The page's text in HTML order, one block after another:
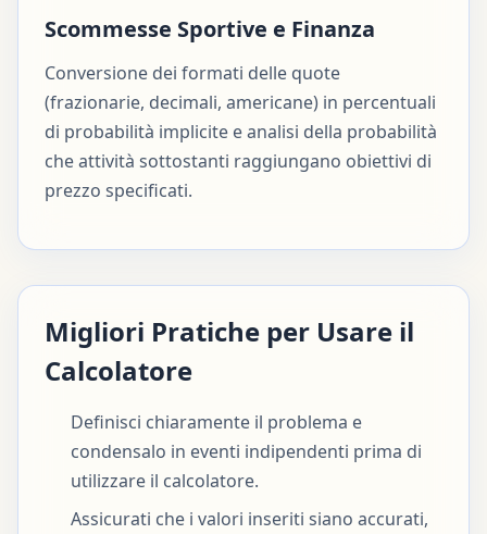
Scommesse Sportive e Finanza
Conversione dei formati delle quote
(frazionarie, decimali, americane) in percentuali
di probabilità implicite e analisi della probabilità
che attività sottostanti raggiungano obiettivi di
prezzo specificati.
Migliori Pratiche per Usare il
Calcolatore
Definisci chiaramente il problema e
condensalo in eventi indipendenti prima di
utilizzare il calcolatore.
Assicurati che i valori inseriti siano accurati,